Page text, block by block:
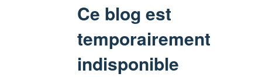
Ce blog est
temporairement
indisponible